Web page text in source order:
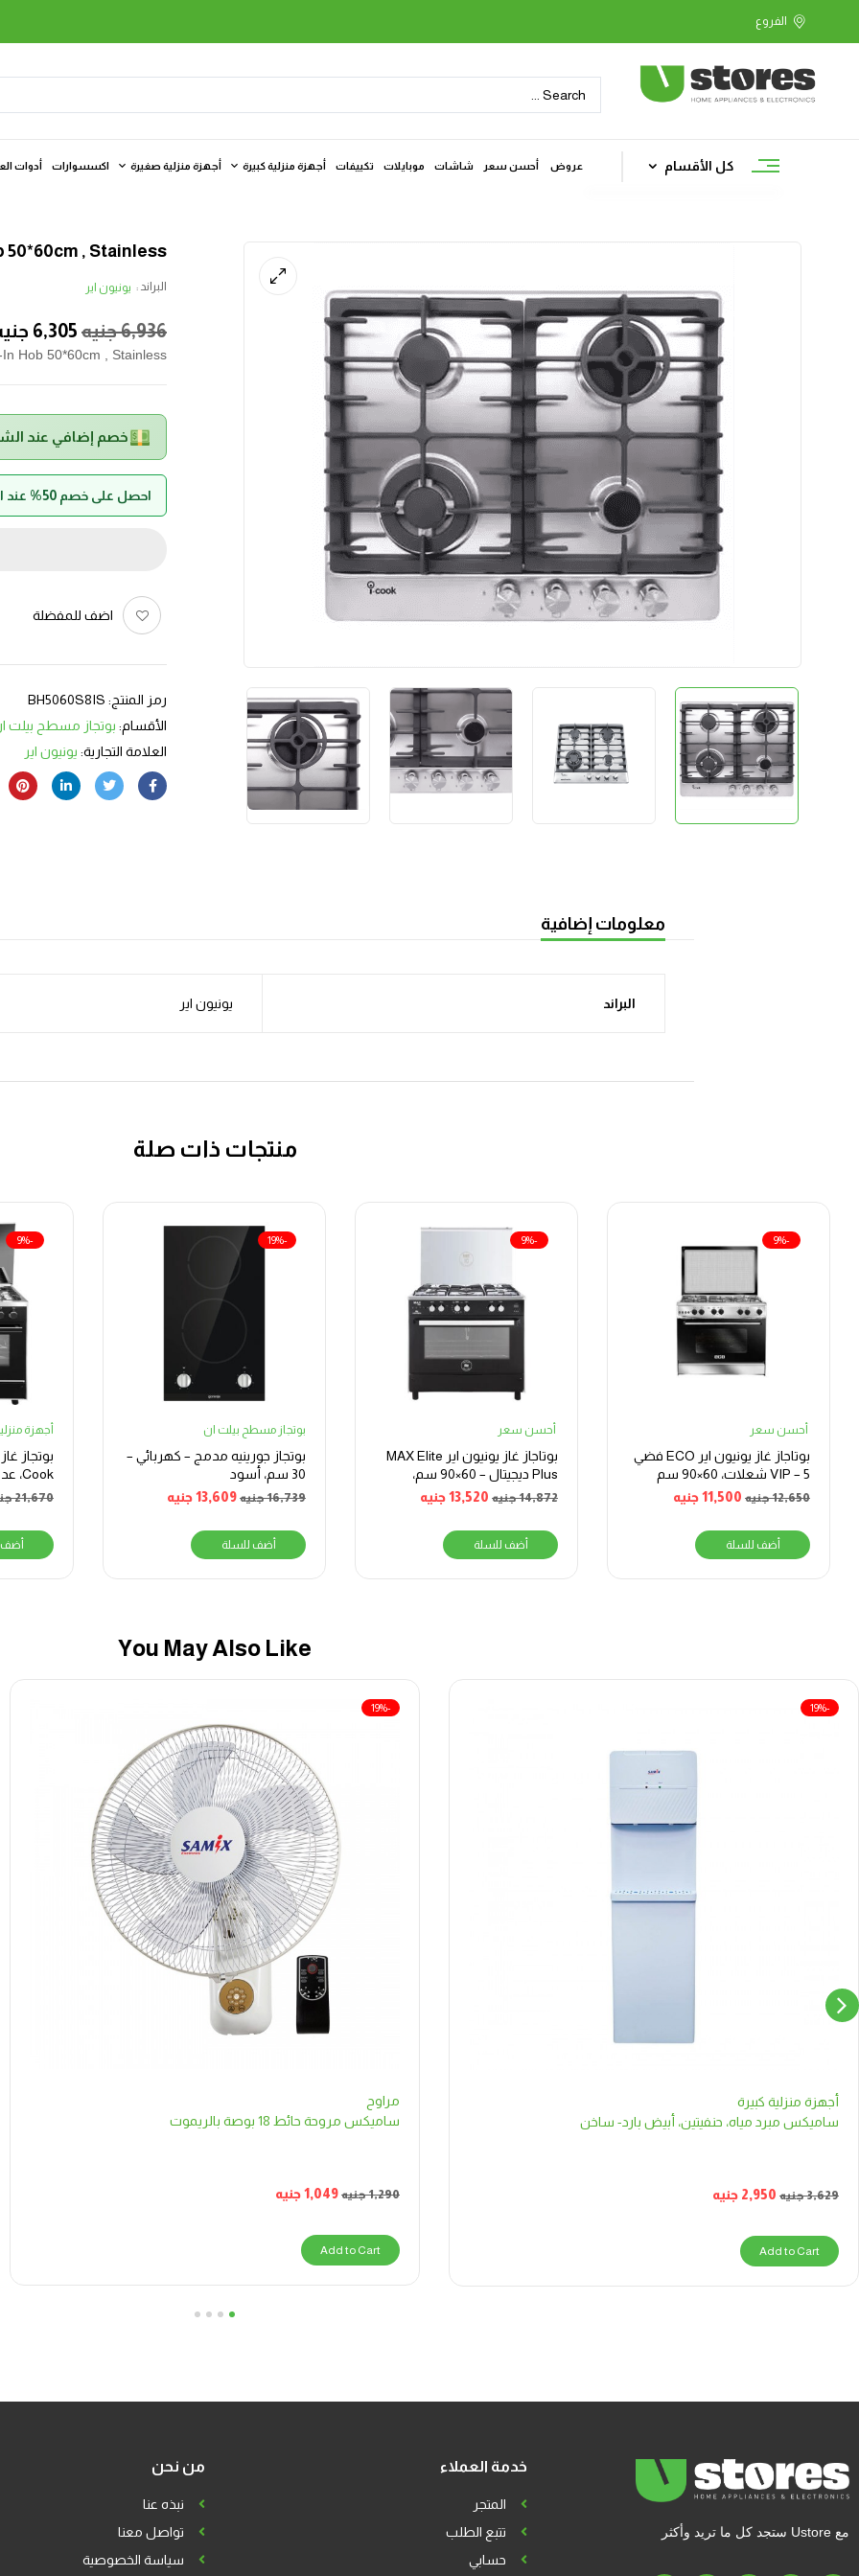
كل الأقسام عروض أحسن سعر شاشات موبايلات تكييفات أجهزة منزلية كبيرة أجهزة منزلية صغيرة اكسسوارات أدوات
50*60cm , Stainless
البراند : يونيون اير
6,936جنيه 6,305
Hob 50*60cm , Stainless
خصم إضافي عند
احصل على خصم 50% عند الدفع بواسطة حالا
اضف للمفضلة
رمز المنتج: BH5060S8IS
الأقسام: بوتجاز مسطح بيلت
العلامة التجارية: يونيون اير
معلومات إضافية
البراند يونيون اير
منتجات ذات صلة
-9%
أحسن سعر
بوتاجاز غاز يونيون اير ECO فضي
VIP – 5 شعلات، 60×90 سم
12,650جنيه 11,500جنيه
أضف للسلة
-9%
أحسن سعر
بوتاجاز غاز يونيون اير MAX Elite
Plus ديجيتال – 60×90 سم،
ستانلس
14,872جنيه 13,520جنيه
أضف للسلة
-19%
بوتجاز مسطح بيلت ان
بوتجاز جورينيه مدمج – كهربائي –
30 سم، أسود
16,739جنيه 13,609جنيه
أضف للسلة
-9%
أجهزة
ستانلس
21,670
You May Also Like
أجهزة منزلية كبيرة
ساميكس مبرد مياه، حنفيتين، أبيض بارد- ساخن
3,629جنيه 2,950 جنيه
-19%
Add to Cart
مراوح
ساميكس مروحة حائط 18 بوصة بالريموت
1,290جنيه 1,049جنيه
-19%
Add to Cart
مع Ustore ستجد كل ما تريد وأكثر
خدمة العملاء
المتجر
تتبع الطلب
حسابي
من نحن
نبذه عنا
تواصل معنا
سياسة الخصوصية